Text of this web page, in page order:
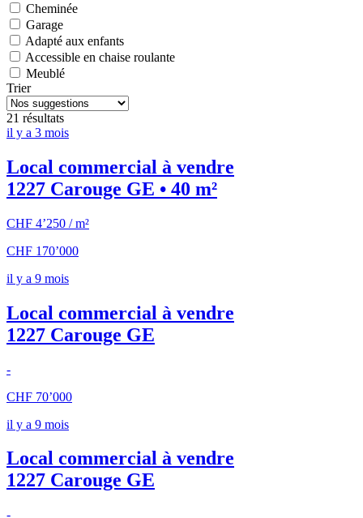
Cheminée
Garage
Adapté aux enfants
Accessible en chaise roulante
Meublé
Trier
21 résultats
il y a 3 mois
Local commercial à vendre
1227 Carouge GE • 40 m²
CHF 4’250 / m²
CHF 170’000
il y a 9 mois
Local commercial à vendre
1227 Carouge GE
-
CHF 70’000
il y a 9 mois
Local commercial à vendre
1227 Carouge GE
-